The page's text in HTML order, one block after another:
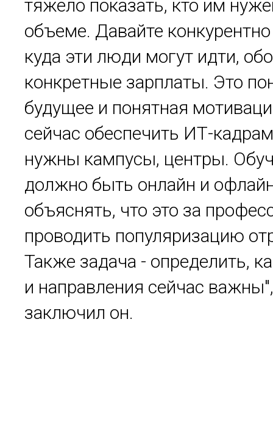
тяжело показать, кто им
объеме. Давайте
куда эти люди могут идти,
конкретные зарплаты. Это
будущее и понятная
сейчас обеспечить ИТ-
нужны кампусы, центры.
должно быть онлайн и
объяснять, что это за
проводить популяризацию
Также задача - определить,
и направления сейчас
заключил он.